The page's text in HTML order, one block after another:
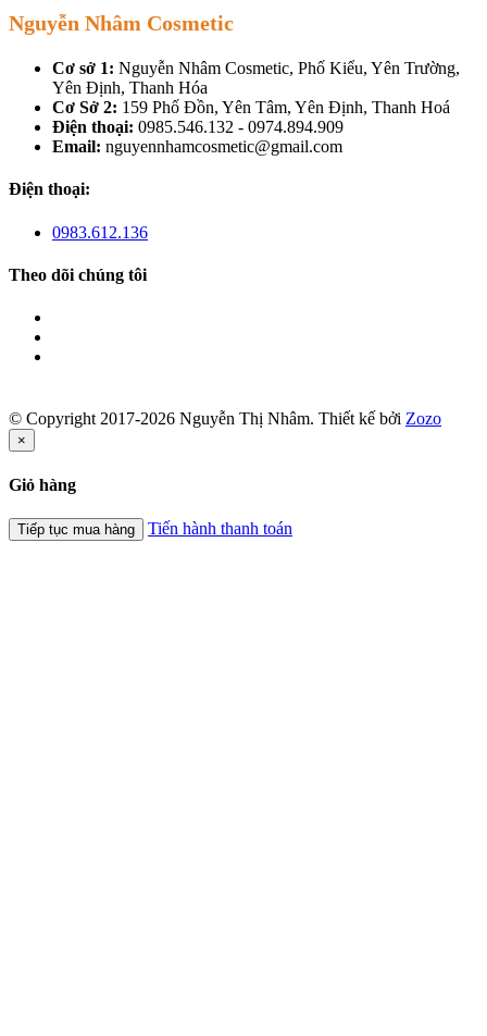
Nguyễn Nhâm Cosmetic
Cơ sở 1: Nguyễn Nhâm Cosmetic, Phố Kiểu, Yên Trường,
Yên Định, Thanh Hóa
Cơ Sở 2: 159 Phố Đồn, Yên Tâm, Yên Định, Thanh Hoá
Điện thoại: 0985.546.132 - 0974.894.909
Email: nguyennhamcosmetic@gmail.com
Điện thoại:
0983.612.136
Theo dõi chúng tôi
© Copyright 2017-2026 Nguyễn Thị Nhâm. Thiết kế bởi Zozo
×
Giỏ hàng
Tiếp tục mua hàng Tiến hành thanh toán